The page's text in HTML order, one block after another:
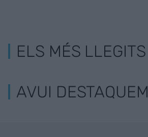
ELS MÉS LLEGITS
AVUI DESTAQUEM